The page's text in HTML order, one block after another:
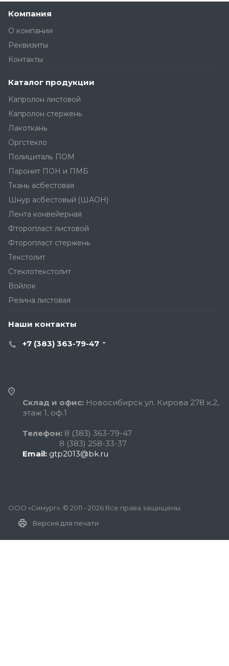
Компания
О компании
Реквизиты
Контакты
Каталог продукции
Капролон листовой
Капролон стержень
Лакоткань
Оргстекло
Полициталь ПОМ
Паронит ПОН и ПМБ
Ткань асбестовая
Шнур асбестовый (ШАОН)
Лента конвейерная
Фторопласт листовой
Фторопласт стержень
Текстолит
Стеклотекстолит
Войлок
Резина листовая
Наши контакты
+7 (383) 363-79-47
Склад и офис: Новосибирск ул. Кирова 278 к.2,
этаж 1, оф.1
Телефон: 8 (383) 363-79-47
8 (383) 258-33-37
Email: gtp2013@bk.ru
ООО «Симург». © 2011 - 2026 Все права защищены.
Версия для печати